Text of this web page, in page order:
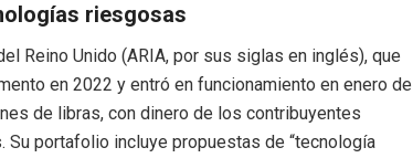
riesgosas
Reino Unido (ARIA, por sus siglas en inglés), que
en 2022 y entró en funcionamiento en enero de
de libras, con dinero de los contribuyentes
portafolio incluye propuestas de “tecnología